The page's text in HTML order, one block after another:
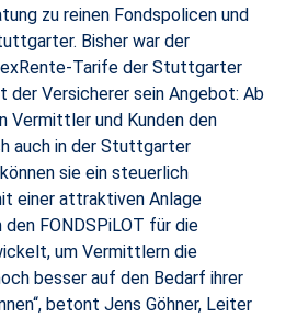
zu reinen Fondspolicen und
Bisher war der
Tarife der Stuttgarter
Versicherer sein Angebot: Ab
Vermittler und Kunden den
auch in der Stuttgarter
sie ein steuerlich
einer attraktiven Anlage
den FONDSPiLOT für die
um Vermittlern die
besser auf den Bedarf ihrer
betont Jens Göhner, Leiter